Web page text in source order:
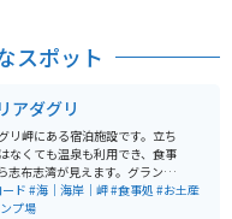
スポット
アダグリ
リ岬にある宿泊施設です。立ち
なくても温泉も利用でき、食事
志布志湾が見えます。グランピ
きます。 入浴料、大人520円 駐車場あり、無料
ド #海｜海岸｜岬#食事処 #お土産
プ場